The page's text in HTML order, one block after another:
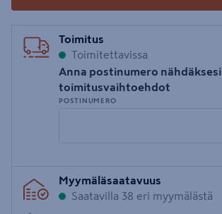
Toimitus
Toimitettavissa
Anna postinumero nähdäksesi
toimitusvaihtoehdot
POSTINUMERO
postinumero
Myymäläsaatavuus
Saatavilla 38 eri myymälästä